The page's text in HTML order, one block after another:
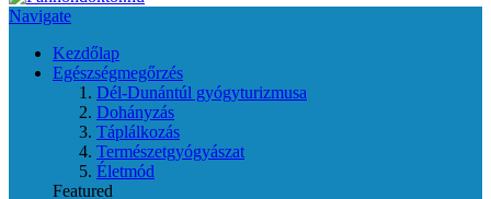
Navigate
Kezdőlap
Egészségmegőrzés
Dél-Dunántúl gyógyturizmusa
Dohányzás
Táplálkozás
Természetgyógyászat
Életmód
Featured